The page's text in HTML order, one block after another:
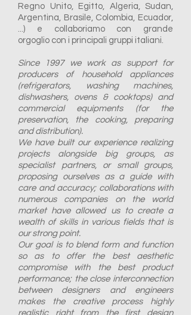
Regno Unito, Egitto, Algeria, Sudan,
Argentina, Brasile, Colombia, Ecuador,
...) e collaboriamo con grande
orgoglio con i principali gruppi italiani.
Since 1997 we work as support for
producers of household appliances
(refrigerators, washing machines,
dishwashers, ovens & cooktops) and
commercial equipments (for the
preservation, the cooking, preparing
and distribution).
We have built our experience realizing
projects alongside big groups, as
specialist partners, or small groups,
proposing ourselves as a guide with
care and accuracy; collaborations with
numerous companies on the world
market have allowed us to create a
wealth of skills in various fields that is
our strong point.
Our goal is to blend form and function
so as to offer the best aesthetic
compromise with the best product
performance; the close interconnection
between designers and engineers
makes the creative process highly
realistic right from the first design